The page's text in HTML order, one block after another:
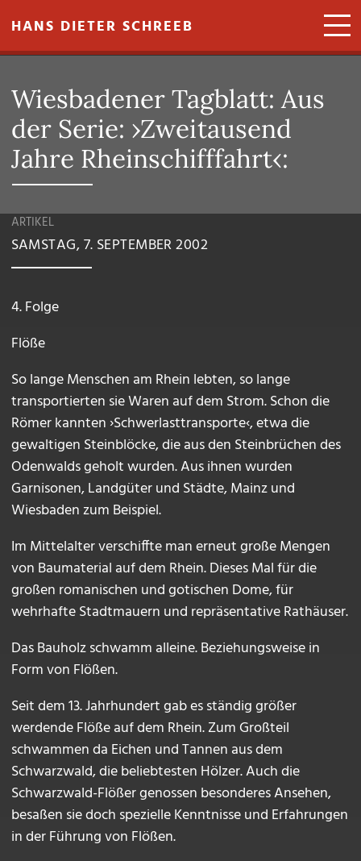
HANS DIETER SCHREEB
Wiesbadener Tagblatt: Aus
der Serie: ›Zweitausend
Jahre Rheinschifffahrt‹:
ARTIKEL
SAMSTAG, 7. SEPTEMBER 2002
4. Folge
Flöße
So lange Menschen am Rhein lebten, so lange
transportierten sie Waren auf dem Strom. Schon die
Römer kannten ›Schwerlasttransporte‹, etwa die
gewaltigen Steinblöcke, die aus den Steinbrüchen des
Odenwalds geholt wurden. Aus ihnen wurden
Garnisonen, Landgüter und Städte, Mainz und
Wiesbaden zum Beispiel.
Im Mittelalter verschiffte man erneut große Mengen
von Baumaterial auf dem Rhein. Dieses Mal für die
großen romanischen und gotischen Dome, für
wehrhafte Stadtmauern und repräsentative Rathäuser.
Das Bauholz schwamm alleine. Beziehungsweise in
Form von Flößen.
Seit dem 13. Jahrhundert gab es ständig größer
werdende Flöße auf dem Rhein. Zum Großteil
schwammen da Eichen und Tannen aus dem
Schwarzwald, die beliebtesten Hölzer. Auch die
Schwarzwald-Flößer genossen besonderes Ansehen,
besaßen sie doch spezielle Kenntnisse und Erfahrungen
in der Führung von Flößen.